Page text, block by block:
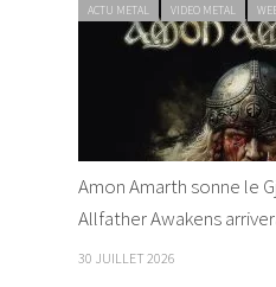
ACTU METAL VIDEO METAL
Amon Amarth sonne le
Allfather Awakens
30 JUILLET 2026